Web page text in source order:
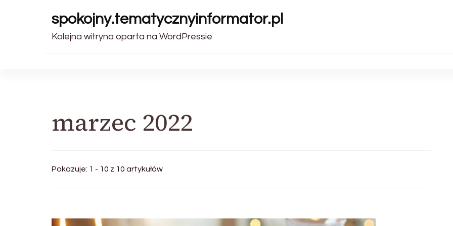
spokojny.tematycznyinformator.pl
Kolejna witryna oparta na WordPressie
marzec 2022
Pokazuje: 1 - 10 z 10 artykułów